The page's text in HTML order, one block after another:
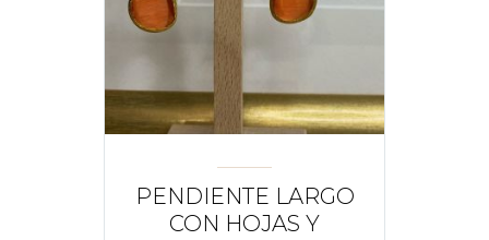
PENDIENTE LARGO
CON HOJAS Y